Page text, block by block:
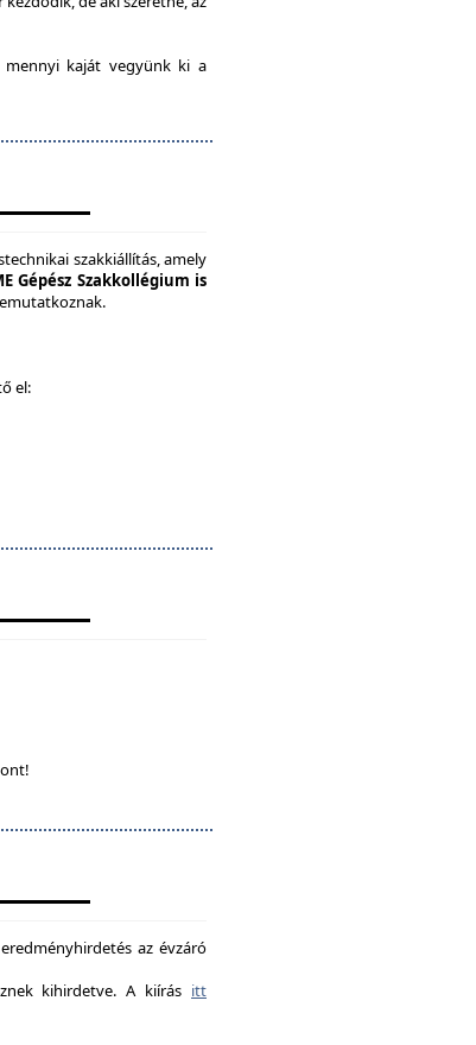
kaját vegyünk ki a
szakkiállítás, amely
Gépész Szakkollégium is
el:
az évzáró
kihirdetve. A kiírás itt